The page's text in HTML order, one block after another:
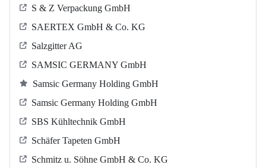
S & Z Verpackung GmbH
SAERTEX GmbH & Co. KG
Salzgitter AG
SAMSIC GERMANY GmbH
Samsic Germany Holding GmbH
Samsic Germany Holding GmbH
SBS Kühltechnik GmbH
Schäfer Tapeten GmbH
Schmitz u. Söhne GmbH & Co. KG